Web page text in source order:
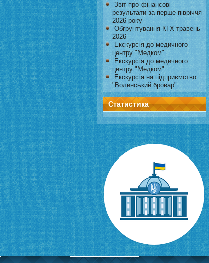
Звіт про фінансові
результати за перше півріччя
2026 року
Обгрунтування КГХ травень
2026
Екскурсія до медичного
центру "Медком"
Екскурсія до медичного
центру "Медком"
Екскурсія на підприємство
"Волинський бровар"
Статистика